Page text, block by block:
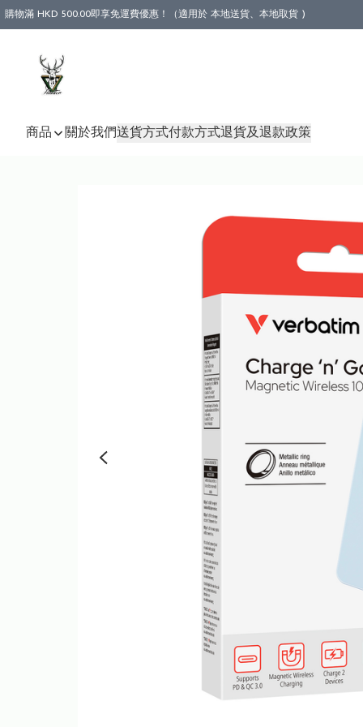
購物滿 HKD 500.00即享免運費優惠！（適用於 本地送貨、本地取貨 )
商品 關於我們送貨方式付款方式退貨及退款政策